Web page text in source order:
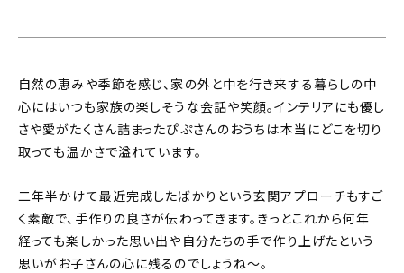
自然の恵みや季節を感じ、家の外と中を行き来する暮らしの中
心にはいつも家族の楽しそうな会話や笑顔。インテリアにも優し
さや愛がたくさん詰まったぴぷさんのおうちは本当にどこを切り
取っても温かさで溢れています。
二年半かけて最近完成したばかりという玄関アプローチもすご
く素敵で、手作りの良さが伝わってきます。きっとこれから何年
経っても楽しかった思い出や自分たちの手で作り上げたという
思いがお子さんの心に残るのでしょうね〜。